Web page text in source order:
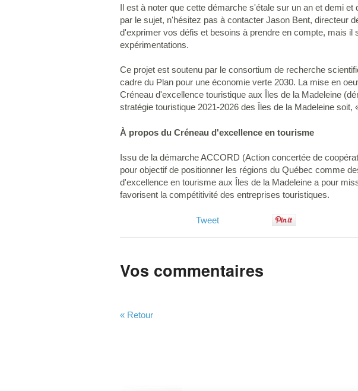
Il est à noter que cette démarche s'étale sur un an et demi
par le sujet, n'hésitez pas à contacter Jason Bent, directeur
d'exprimer vos défis et besoins à prendre en compte, mais
expérimentations.
Ce projet est soutenu par le consortium de recherche
cadre du Plan pour une économie verte 2030. La mise en
Créneau d'excellence touristique aux Îles de la Madeleine
stratégie touristique 2021-2026 des Îles de la Madeleine
À propos du Créneau d'excellence en tourisme
Issu de la démarche ACCORD (Action concertée de
pour objectif de positionner les régions du Québec comme
d'excellence en tourisme aux Îles de la Madeleine a pour
favorisent la compétitivité des entreprises touristiques.
Tweet
Vos commentaires
« Retour